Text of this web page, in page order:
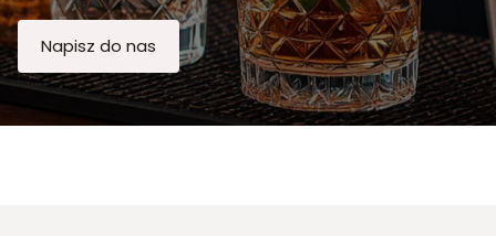
Napisz do nas